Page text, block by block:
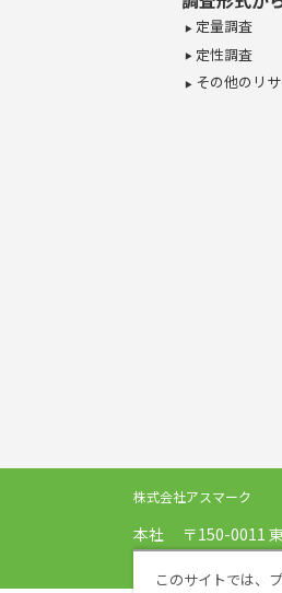
定量調査
定性調査
その他のリ
株式会社アスマーク
本社 〒150-0011
このサイトでは、